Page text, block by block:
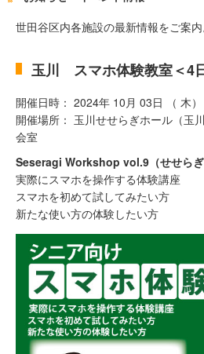
世田谷区内各施設の最新情報をご案内
玉川 スマホ体験教室＜4
開催日時： 2024年 10月 03日 （ 木
開催場所： 玉川せせらぎホール（
会室
Seseragi Workshop vol.9（せせらぎ
実際にスマホを操作する体験講座
スマホを初めて試してみたい方
新たな使い方の体験したい方